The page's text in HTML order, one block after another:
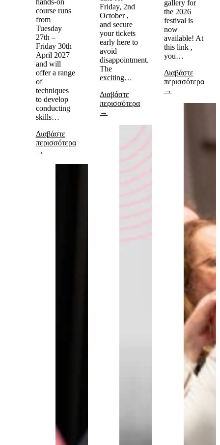
course runs
from
Tuesday
27th –
Friday 30th
April 2027
and will
offer a range
of
techniques
to develop
conducting
skills…
Διαβάστε
περισσότερα
→
Friday, 2nd
October ,
and secure
your tickets
early here to
avoid
disappointment.
The
exciting…
Διαβάστε
περισσότερα
→
gallery for
the 2026
festival is
now
available! At
this link ,
you…
Διαβάστε
περισσότερα
→